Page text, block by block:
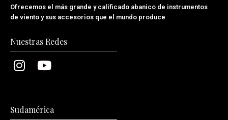
Ofrecemos el más grande y calificado abanico de instrumentos
de viento y sus accesorios que el mundo produce.
Nuestras Redes
Sudamérica